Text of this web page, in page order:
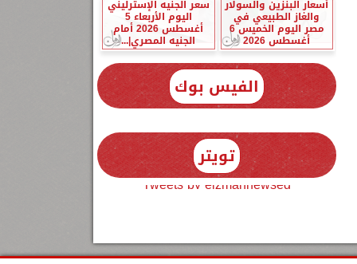
أسعار البنزين والسولار
والغاز الطبيعي في
مصر اليوم الخميس 6
أغسطس 2026
سعر الجنيه الإسترليني
اليوم الأربعاء 5
أغسطس 2026 أمام
الجنيه المصري|...
الفيس بوك
تويتر
Tweets by elzmannewseg